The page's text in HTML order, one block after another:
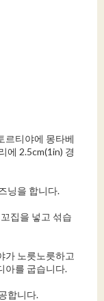
르티야에 몽타베
에 2.5cm(1in) 경
닝을 합니다.
집을 넣고 섞습
가 노릇노릇하고
아를 굽습니다.
합니다.